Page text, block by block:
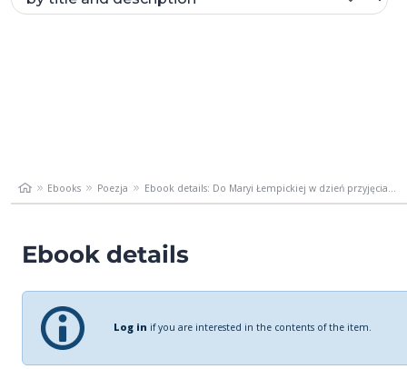
Ebooks Poezja Ebook details: Do Maryi Łempickiej w dzień przyjęcia...
Ebook details
Log in if you are interested in the contents of the item.